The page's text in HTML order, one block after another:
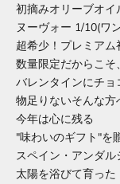
初摘みオリーブオイ
ヌーヴォー 1/10(ワ
超希少！プレミアム
数量限定だからこ
バレンタインにチ
物足りないそんな方
今年は心に残る
"味わいのギフト"を
スペイン・アンダル
太陽を浴びて育った